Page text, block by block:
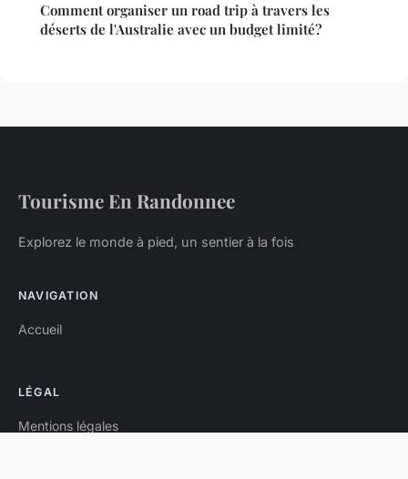
Comment organiser un road trip à travers les
déserts de l'Australie avec un budget limité?
Tourisme En Randonnee
Explorez le monde à pied, un sentier à la fois
NAVIGATION
Accueil
LÉGAL
Mentions légales